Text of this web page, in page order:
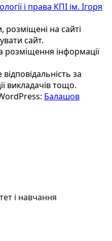
і права КПІ ім. Ігоря
розміщені на сайті
сайт.
інформації
за
викладачів тощо.
Балашов
і навчання